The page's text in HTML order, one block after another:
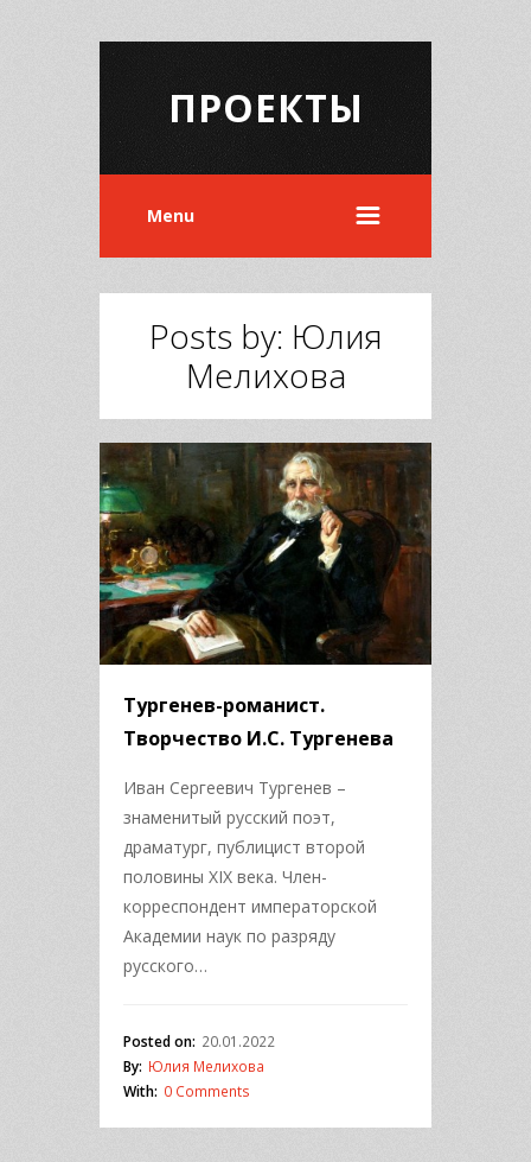
ПРОЕКТЫ
Menu
Posts by: Юлия
Мелихова
Тургенев-романист.
Творчество И.С. Тургенева
Иван Сергеевич Тургенев –
знаменитый русский поэт,
драматург, публицист второй
половины XIX века. Член-
корреспондент императорской
Академии наук по разряду
русского…
Posted on: 20.01.2022
By: Юлия Мелихова
With: 0 Comments